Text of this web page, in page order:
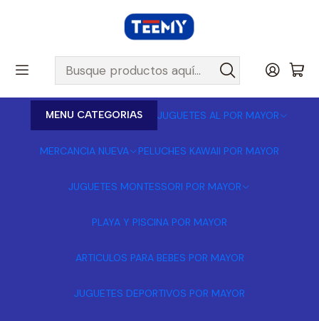
MENU CATEGORIAS JUGUETES AL POR MAYOR
MERCANCIA NUEVA PELUCHES KAWAII POR MAYOR
JUGUETES MONTESSORI POR MAYOR
PLAYA Y PISCINA POR MAYOR
ARTICULOS PARA BEBES POR MAYOR
JUGUETES DEPORTIVOS POR MAYOR